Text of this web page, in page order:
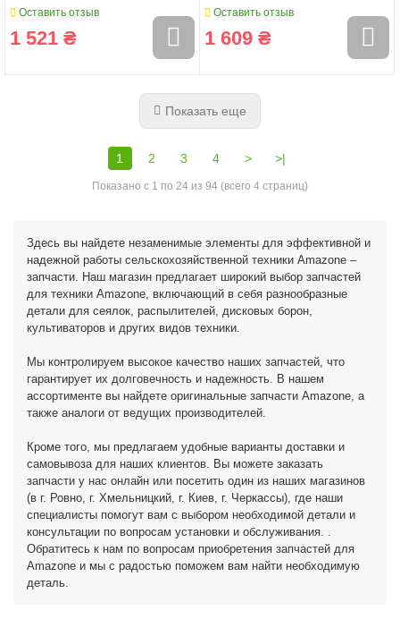
Оставить отзыв
1 521 ₴
Оставить отзыв
1 609 ₴
Показать еще
1 2 3 4 > >|
Показано с 1 по 24 из 94 (всего 4 страниц)
Здесь вы найдете незаменимые элементы для эффективной и
надежной работы сельскохозяйственной техники Amazone –
запчасти. Наш магазин предлагает широкий выбор запчастей
для техники Amazone, включающий в себя разнообразные
детали для сеялок, распылителей, дисковых борон,
культиваторов и других видов техники.
Мы контролируем высокое качество наших запчастей, что
гарантирует их долговечность и надежность. В нашем
ассортименте вы найдете оригинальные запчасти Amazone, а
также аналоги от ведущих производителей.
Кроме того, мы предлагаем удобные варианты доставки и
самовывоза для наших клиентов. Вы можете заказать
запчасти у нас онлайн или посетить один из наших магазинов
(в г. Ровно, г. Хмельницкий, г. Киев, г. Черкассы), где наши
специалисты помогут вам с выбором необходимой детали и
консультации по вопросам установки и обслуживания. .
Обратитесь к нам по вопросам приобретения запчастей для
Amazone и мы с радостью поможем вам найти необходимую
деталь.